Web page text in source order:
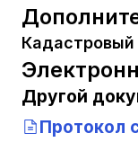
Другой
Протокол